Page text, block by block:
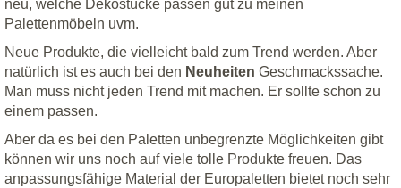
neu, welche Dekostücke passen gut zu meinen
Palettenmöbeln uvm.
Neue Produkte, die vielleicht bald zum Trend werden. Aber
natürlich ist es auch bei den Neuheiten Geschmackssache.
Man muss nicht jeden Trend mit machen. Er sollte schon zu
einem passen.
Aber da es bei den Paletten unbegrenzte Möglichkeiten gibt
können wir uns noch auf viele tolle Produkte freuen. Das
anpassungsfähige Material der Europaletten bietet noch sehr